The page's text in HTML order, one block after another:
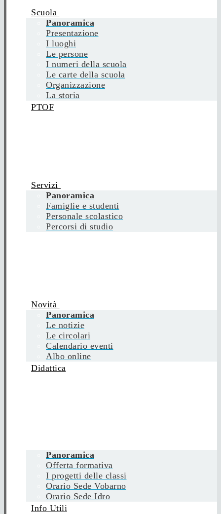
Scuola
Panoramica
Presentazione
I luoghi
Le persone
I numeri della scuola
Le carte della scuola
Organizzazione
La storia
PTOF
Servizi
Panoramica
Famiglie e studenti
Personale scolastico
Percorsi di studio
Novità
Panoramica
Le notizie
Le circolari
Calendario eventi
Albo online
Didattica
Panoramica
Offerta formativa
I progetti delle classi
Orario Sede Vobarno
Orario Sede Idro
Info Utili